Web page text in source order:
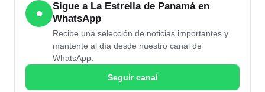
●
Sigue a La Estrella de Panamá en
WhatsApp
Recibe una selección de noticias importantes y
mantente al día desde nuestro canal de
WhatsApp.
Seguir canal